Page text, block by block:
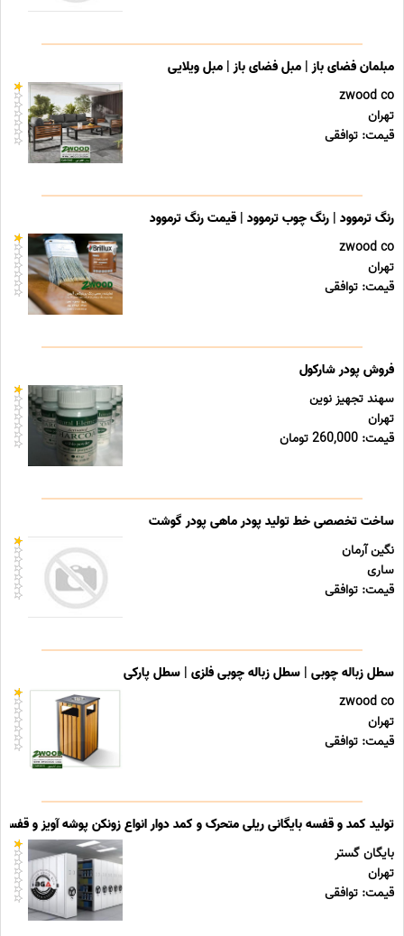
مبلمان فضای باز | مبل فضای باز | مبل ویلایی
zwood co
تهران
قیمت: توافقی
رنگ ترموود | رنگ چوب ترموود | قیمت رنگ ترموود
zwood co
تهران
قیمت: توافقی
فروش پودر شارکول
سهند تجهیز نوین
تهران
قیمت: 260,000 تومان
ساخت تخصصی خط تولید پودر ماهی پودر گوشت
نگین آرمان
ساری
قیمت: توافقی
سطل زباله چوبی | سطل زباله چوبی فلزی | سطل پارکی
zwood co
تهران
قیمت: توافقی
تولید کمد و قفسه بایگانی ریلی متحرک و کمد دوار انواع زونکن پوشه آویز و قفسه
بایگان گستر
تهران
قیمت: توافقی